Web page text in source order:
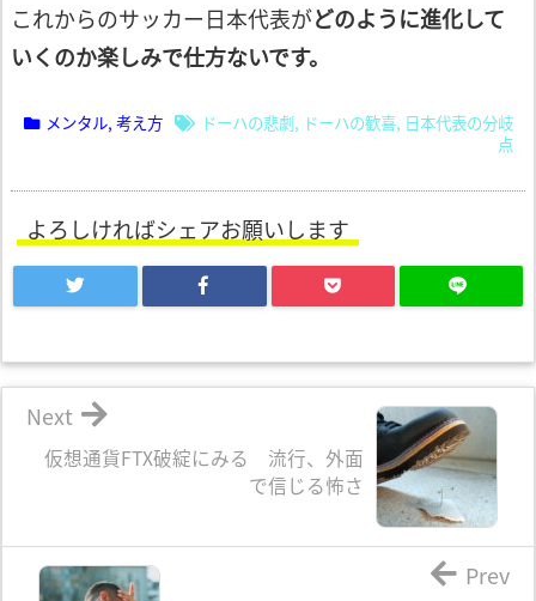
これからのサッカー日本代表がどのように進化して
いくのか楽しみで仕方ないです。
メンタル, 考え方 ドーハの悲劇, ドーハの歓喜, 日本代表の分岐
点
よろしければシェアお願いします
仮想通貨FTX破綻にみる 流行、外面
で信じる怖さ
Next
Prev